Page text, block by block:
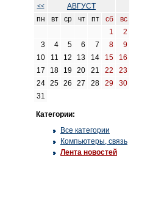
<<
АВГУСТ
пн
вт ср чт пт сб
вс
1
2
3
4 5 6 7 8
9
10
11 12 13 14 15
16
17
18 19 20 21 22
23
24 25 26 27 28 29
30
31
Категории:
Все категории
Компьютеры, связь
Лента новостей